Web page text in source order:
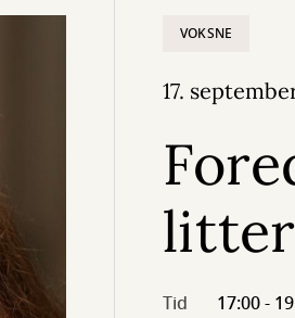
VOKSNE
17.
Tid
17:00 -